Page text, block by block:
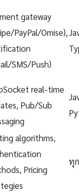
gateway
PayPal/Omise),
SMS/Push)
real-time
Pub/Sub
algorithms,
Pricing
ทุ